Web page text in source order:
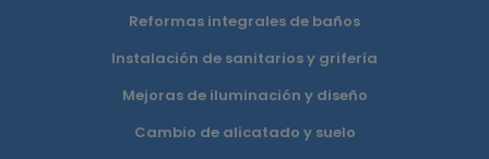
Reformas integrales de baños
Instalación de sanitarios y grifería
Mejoras de iluminación y diseño
Cambio de alicatado y suelo